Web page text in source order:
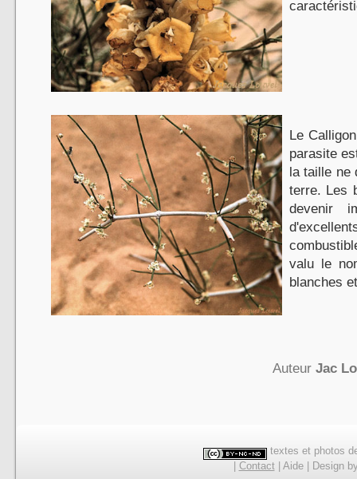
Le
parasite
la taille ne
terre. Les
devenir
valu le
blanches
Auteur Jac
textes et photos
Contact| Aide| Design